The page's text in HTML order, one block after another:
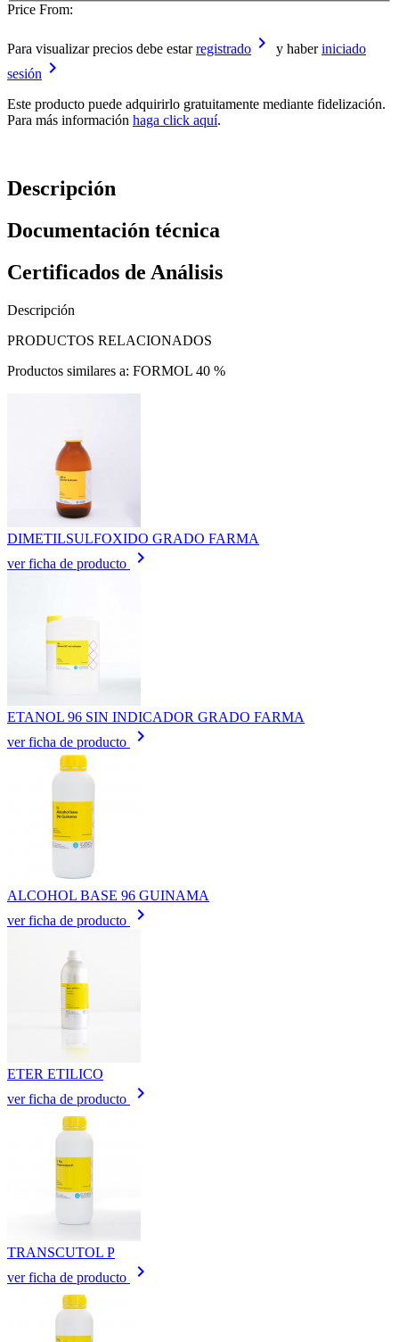
Price From:
Para visualizar precios debe estarregistrado keyboard_arrow_right y haberiniciado
sesión keyboard_arrow_right
Este producto puede adquirirlo gratuitamente mediante fidelización.
Para más información haga click aquí.
Descripción
Documentación técnica
Certificados de Análisis
Descripción
PRODUCTOS RELACIONADOS
Productos similares a: FORMOL 40 %
DIMETILSULFOXIDO GRADO FARMA
ver ficha de producto
keyboard_arrow_right
ETANOL 96 SIN INDICADOR GRADO FARMA
ver ficha de producto
keyboard_arrow_right
ALCOHOL BASE 96 GUINAMA
ver ficha de producto
keyboard_arrow_right
ETER ETILICO
ver ficha de producto
keyboard_arrow_right
TRANSCUTOL P
ver ficha de producto
keyboard_arrow_right